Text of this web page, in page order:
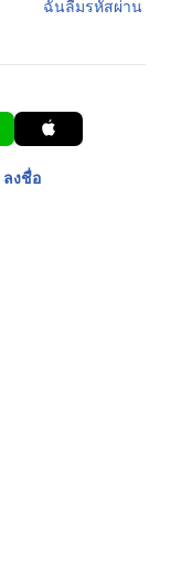
ฉันลืมรหัสผ่าน
ลงชื่อ